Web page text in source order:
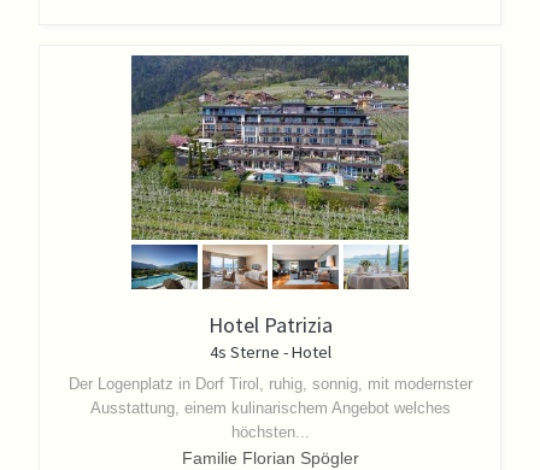
Hotel Patrizia
4s Sterne - Hotel
Der Logenplatz in Dorf Tirol, ruhig, sonnig, mit modernster
Ausstattung, einem kulinarischem Angebot welches
höchsten...
Familie Florian Spögler